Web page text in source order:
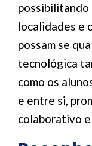
possibilitando
localidades e
possam se
tecnológica
como os
e entre si,
colaborativo e